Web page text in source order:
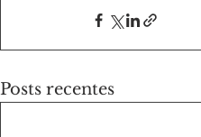
Posts recentes